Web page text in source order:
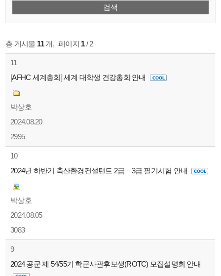
총 게시물 11개, 페이지 1/ 2
11
[AFHC 세계총회] 세계 대학생 건강총회 안내
박상호
2024.08.20
2995
10
2024년 하반기 축산환경컨설턴트 2급ㆍ3급 필기시험 안내
박상호
2024.08.05
3083
9
2024 공군 제 54/55기 학군사관후보생(ROTC) 모집설명회 안내